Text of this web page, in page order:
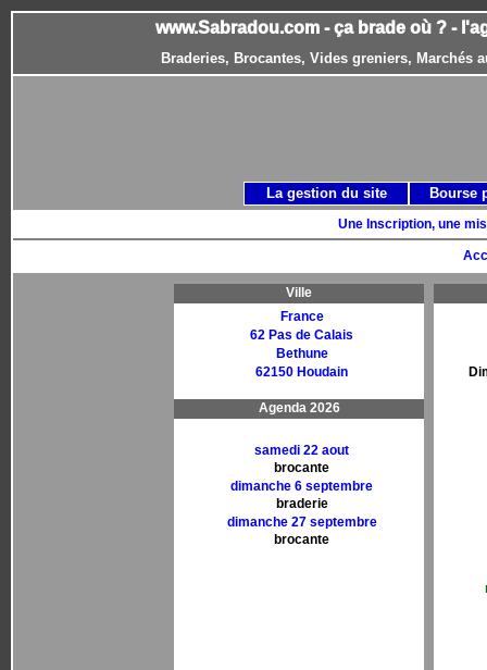
www.Sabradou.com - ça brade où ? -
Braderies, Brocantes, Vides greniers, Marchés
Une Inscription, une
Ville
France
62 Pas de Calais
Bethune
62150 Houdain
Agenda 2026
samedi 22 aout
brocante
dimanche 6 septembre
braderie
dimanche 27 septembre
brocante
La gestion du site Bourse